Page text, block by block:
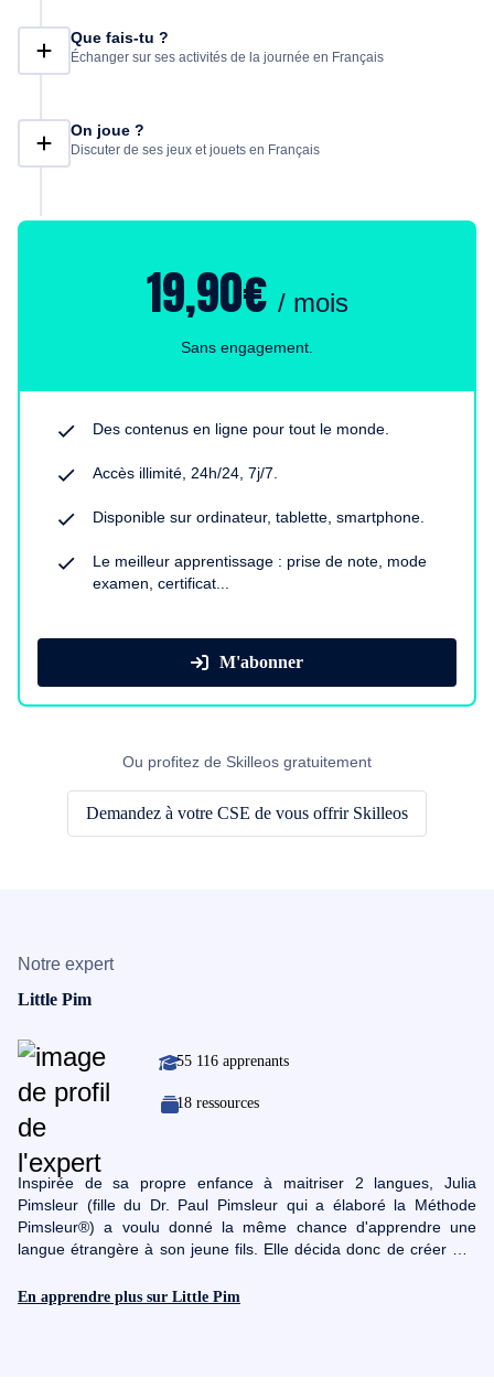
Que fais-tu ?
Échanger sur ses activités de la journée en Français
On joue ?
Discuter de ses jeux et jouets en Français
19,90€ / mois
Sans engagement.
Des contenus en ligne pour tout le monde.
Accès illimité, 24h/24, 7j/7.
Disponible sur ordinateur, tablette, smartphone.
Le meilleur apprentissage : prise de note, mode
examen, certificat...
M'abonner
Ou profitez de Skilleos gratuitement
Demandez à votre CSE de vous offrir Skilleos
Notre expert
Little Pim
55 116 apprenants
18 ressources
Inspirée de sa propre enfance à maitriser 2 langues, Julia
Pimsleur (fille du Dr. Paul Pimsleur qui a élaboré la Méthode
Pimsleur®) a voulu donné la même chance d'apprendre une
langue étrangère à son jeune fils. Elle décida donc de créer elle
Ses qualifications de réalisateur à succès, professeur de langues
En apprendre plus sur Little Pim